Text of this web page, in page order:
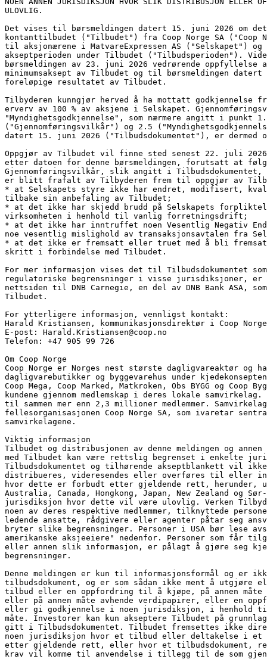
ULOVLIG.
Det vises til børsmeldingen datert 15. juni 2026 om
kontanttilbudet ("Tilbudet") fra Coop Norge SA ("Coop
til aksjonærene i MatvareExpressen AS ("Selskapet") og
akseptperioden under Tilbudet ("Tilbudsperioden").
børsmeldingen av 23. juni 2026 vedrørende oppfyllelse
minimumsaksept av Tilbudet og til børsmeldingen
foreløpige resultatet av Tilbudet.
Tilbyderen kunngjør herved å ha mottatt godkjennelse
erverv av 100 % av aksjene i Selskapet.
"Myndighetsgodkjennelse", som nærmere angitt i punkt
("Gjennomføringsvilkår") og 2.5
datert 15. juni 2026 ("Tilbudsdokumentet"), er dermed
Oppgjør av Tilbudet vil finne sted senest 22. juli
etter datoen for denne børsmeldingen, forutsatt at
Gjennomføringsvilkår, slik angitt i
er blitt frafalt av Tilbyderen frem til oppgjør av
* at Selskapets styre ikke har endret, modifisert,
tilbake sin anbefaling av Tilbudet;
* at det ikke har skjedd brudd på Selskapets
virksomheten i henhold til vanlig forretningsdrift;
* at det ikke har inntruffet noen Vesentlig Negativ
noe vesentlig mislighold av transaksjonsavtalen fra
* at det ikke er fremsatt eller truet med å bli
skritt i forbindelse med Tilbudet.
For mer informasjon vises det til Tilbudsdokumentet
regulatoriske begrensninger i visse jurisdiksjoner,
nettsiden til DNB Carnegie, en del av DNB Bank ASA,
Tilbudet.
For ytterligere informasjon, vennligst kontakt:
Harald Kristiansen, kommunikasjonsdirektør i Coop Norge
E-post: Harald.Kristiansen@coop.no
Telefon: +47 905 99 726
Om Coop Norge
Coop Norge er Norges nest største dagligvareaktør og
dagligvarebutikker og byggevarehus under
Coop Mega, Coop Marked, Matkroken, Obs BYGG og Coop
kundene gjennom medlemskap i deres lokale
til sammen mer enn 2,3 millioner medlemmer.
fellesorganisasjonen Coop Norge SA, som ivaretar
samvirkelagene.
Viktig informasjon
Tilbudet og distribusjonen av denne meldingen og
med Tilbudet kan være rettslig begrenset i enkelte
Tilbudsdokumentet og tilhørende akseptblankett vil
distribueres, videresendes eller overføres til eller
hvor dette er forbudt etter gjeldende rett, herunder,
Australia, Canada, Hongkong, Japan, New Zealand og
jurisdiksjon hvor dette vil være ulovlig. Verken
noen av deres respektive medlemmer, tilknyttede
ledende ansatte, rådgivere eller agenter påtar seg
bryter slike begrensninger. Personer i USA bør lese
amerikanske aksjeeiere" nedenfor. Personer som får
eller annen slik informasjon, er pålagt å gjøre seg
begrensninger.
Denne meldingen er kun til informasjonsformål og er
tilbudsdokument, og er som sådan ikke ment å utgjøre
tilbud eller en oppfordring til å kjøpe, på annen måte
eller på annen måte avhende verdipapirer, eller en
eller gi godkjennelse i noen jurisdiksjon, i henhold
måte. Investorer kan kun akseptere Tilbudet på
gitt i Tilbudsdokumentet. Tilbudet fremsettes ikke
noen jurisdiksjon hvor et tilbud eller deltakelse i
etter gjeldende rett, eller hvor et tilbudsdokument,
krav vil komme til anvendelse i tillegg til de som